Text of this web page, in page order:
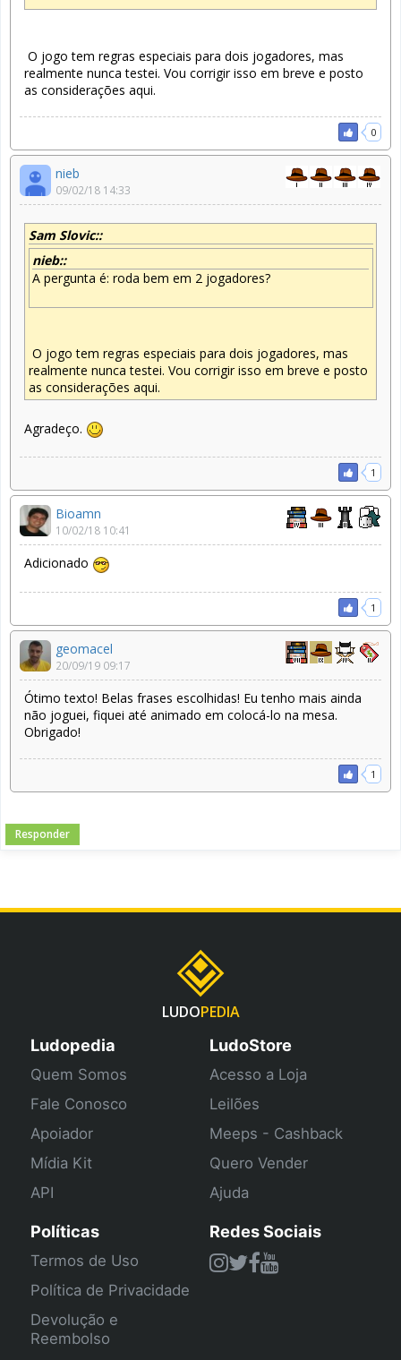
O jogo tem regras especiais para dois jogadores, mas
realmente nunca testei. Vou corrigir isso em breve e posto
as considerações aqui.
0
nieb
09/02/18 14:33
Sam Slovic::
nieb::
A pergunta é: roda bem em 2 jogadores?
O jogo tem regras especiais para dois jogadores, mas
realmente nunca testei. Vou corrigir isso em breve e posto
as considerações aqui.
Agradeço.
1
Bioamn
10/02/18 10:41
Adicionado
1
geomacel
20/09/19 09:17
Ótimo texto! Belas frases escolhidas! Eu tenho mais ainda
não joguei, fiquei até animado em colocá-lo na mesa.
Obrigado!
1
Responder
LUDOPEDIA
Ludopedia
Quem Somos
Fale Conosco
Apoiador
Mídia Kit
API
LudoStore
Acesso a Loja
Leilões
Meeps - Cashback
Quero Vender
Ajuda
Políticas
Termos de Uso
Política de Privacidade
Devolução e
Reembolso
Redes Sociais